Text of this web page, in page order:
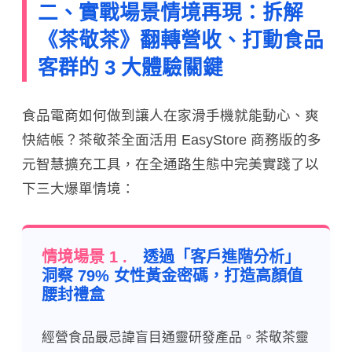
二、實戰場景情境再現：拆解
《茶敬茶》翻轉營收、打動食品
客群的 3 大體驗關鍵
食品電商如何做到讓人在家滑手機就能動心、爽
快結帳？茶敬茶全面活用 EasyStore 商務版的多
元智慧擴充工具，在全通路生態中完美實踐了以
下三大爆單情境：
情境場景 1 .
透過「客戶進階分析」
洞察 79% 女性黃金密碼，打造高顏值
腰封禮盒
經營食品最忌諱盲目通靈研發產品。茶敬茶靈